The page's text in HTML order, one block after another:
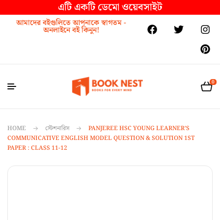
এটি একটি ডেমো ওয়েবসাইট
আমাদের বইগুলিতে আপনাকে স্বাগতম -
অনলাইনে বই কিনুন!
0
HOME স্টেশনারিস
PANJEREE HSC YOUNG LEARNER’S
COMMUNICATIVE ENGLISH MODEL QUESTION & SOLUTION 1ST
PAPER : CLASS 11-12